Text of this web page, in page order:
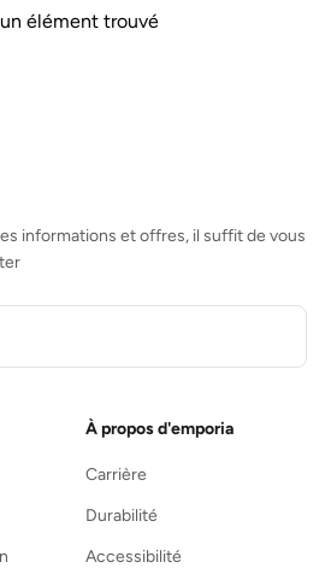
élément trouvé
informations et offres, il suffit de vous
À propos d'emporia
Carrière
Durabilité
Accessibilité